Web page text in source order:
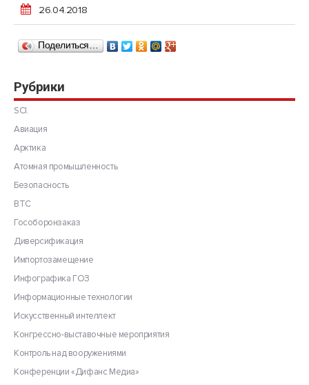
26.04.2018
Поделиться…
Рубрики
SCI.
Авиация
Арктика
Атомная промышленность
Безопасность
ВТС
Гособоронзаказ
Диверсификация
Импортозамещение
Инфографика ГОЗ
Информационные технологии
Искусственный интеллект
Конгрессно-выставочные мероприятия
Контроль над вооружениями
Конференции «Дифанс Медиа»